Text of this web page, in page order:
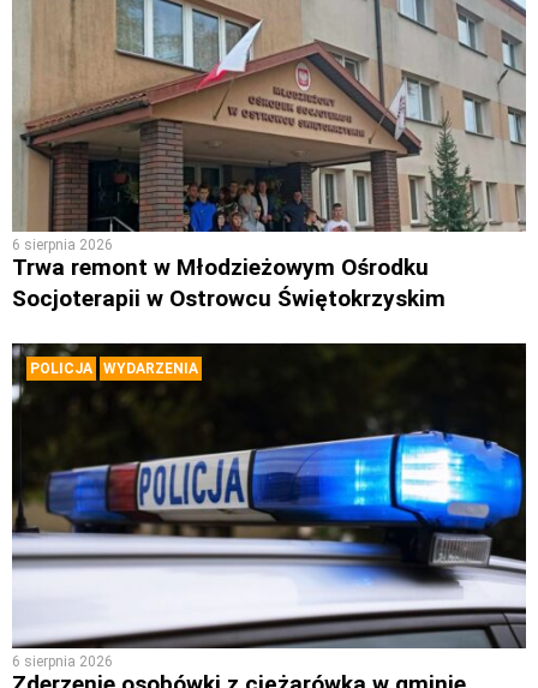
6 sierpnia 2026
Trwa remont w Młodzieżowym Ośrodku
Socjoterapii w Ostrowcu Świętokrzyskim
POLICJA WYDARZENIA
6 sierpnia 2026